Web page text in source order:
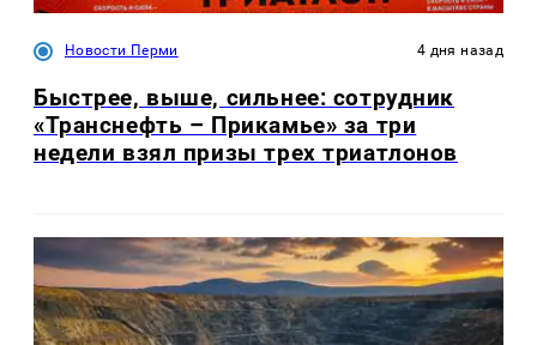
Новости Перми 4 дня назад
Быстрее, выше, сильнее: сотрудник
«Транснефть – Прикамье» за три
недели взял призы трех триатлонов